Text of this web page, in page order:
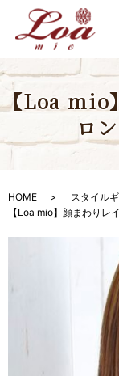
【Loa mio
ロ
HOME
スタイル
【Loa mio】顔まわりレ